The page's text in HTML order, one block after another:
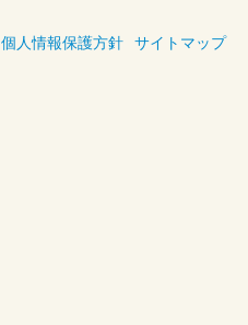
個人情報保護方針 サイトマップ